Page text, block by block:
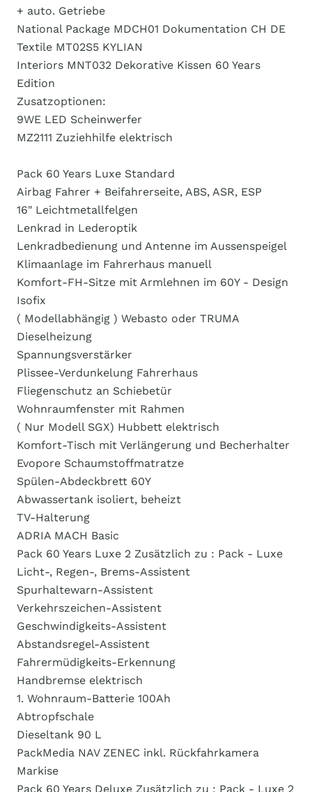
+ auto. Getriebe
National Package MDCH01 Dokumentation CH DE
Textile MT02S5 KYLIAN
Interiors MNT032 Dekorative Kissen 60 Years
Edition
Zusatzoptionen:
9WE LED Scheinwerfer
MZ2111 Zuziehhilfe elektrisch
Pack 60 Years Luxe Standard
Airbag Fahrer + Beifahrerseite, ABS, ASR, ESP
16" Leichtmetallfelgen
Lenkrad in Lederoptik
Lenkradbedienung und Antenne im Aussenspeigel
Klimaanlage im Fahrerhaus manuell
Komfort-FH-Sitze mit Armlehnen im 60Y - Design
Isofix
( Modellabhängig ) Webasto oder TRUMA
Dieselheizung
Spannungsverstärker
Plissee-Verdunkelung Fahrerhaus
Fliegenschutz an Schiebetür
Wohnraumfenster mit Rahmen
( Nur Modell SGX) Hubbett elektrisch
Komfort-Tisch mit Verlängerung und Becherhalter
Evopore Schaumstoffmatratze
Spülen-Abdeckbrett 60Y
Abwassertank isoliert, beheizt
TV-Halterung
ADRIA MACH Basic
Pack 60 Years Luxe 2 Zusätzlich zu : Pack - Luxe
Licht-, Regen-, Brems-Assistent
Spurhaltewarn-Assistent
Verkehrszeichen-Assistent
Geschwindigkeits-Assistent
Abstandsregel-Assistent
Fahrermüdigkeits-Erkennung
Handbremse elektrisch
1. Wohnraum-Batterie 100Ah
Abtropfschale
Dieseltank 90 L
PackMedia NAV ZENEC inkl. Rückfahrkamera
Markise
Pack 60 Years Deluxe Zusätzlich zu : Pack - Luxe 2